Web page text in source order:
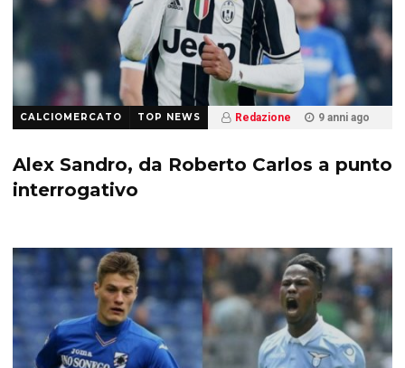
CALCIOMERCATO TOP NEWS Redazione
9 anni ago
Alex Sandro, da Roberto Carlos a punto
interrogativo